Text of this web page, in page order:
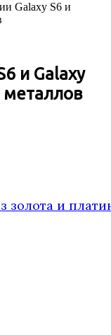
Galaxy S6 и
и Galaxy
металлов